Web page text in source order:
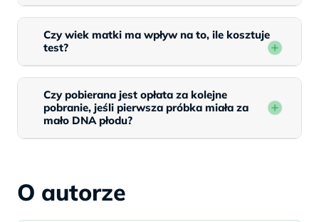
Czy wiek matki ma wpływ na to, ile kosztuje
test?
Czy pobierana jest opłata za kolejne
pobranie, jeśli pierwsza próbka miała za
mało DNA płodu?
O autorze